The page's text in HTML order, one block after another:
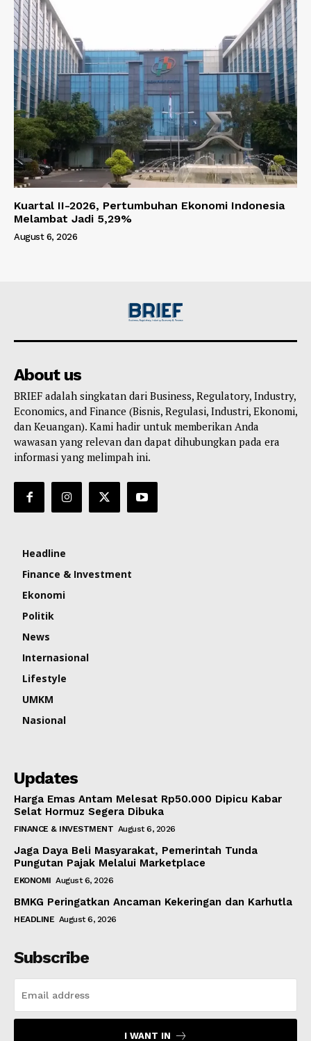
Kuartal II-2026, Pertumbuhan Ekonomi Indonesia
Melambat Jadi 5,29%
August 6, 2026
About us
BRIEF adalah singkatan dari Business, Regulatory, Industry,
Economics, and Finance (Bisnis, Regulasi, Industri, Ekonomi,
dan Keuangan). Kami hadir untuk memberikan Anda
wawasan yang relevan dan dapat dihubungkan pada era
informasi yang melimpah ini.
Headline
Finance & Investment
Ekonomi
Politik
News
Internasional
Lifestyle
UMKM
Nasional
Updates
Harga Emas Antam Melesat Rp50.000 Dipicu Kabar
Selat Hormuz Segera Dibuka
FINANCE & INVESTMENT August 6, 2026
Jaga Daya Beli Masyarakat, Pemerintah Tunda
Pungutan Pajak Melalui Marketplace
EKONOMI August 6, 2026
BMKG Peringatkan Ancaman Kekeringan dan Karhutla
HEADLINE August 6, 2026
Subscribe
I WANT IN